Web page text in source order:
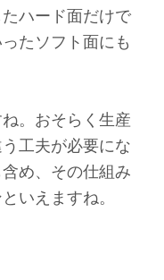
ハード面だけで
たソフト面にも
。おそらく生産
工夫が必要にな
め、その仕組み
いえますね。